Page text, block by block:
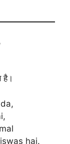
है।
hai.